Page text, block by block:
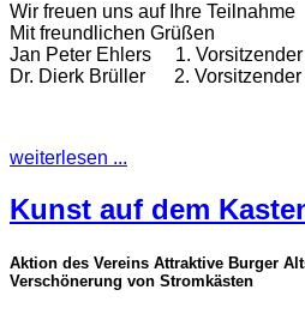
Wir freuen uns auf Ihre Teilnahme
Mit freundlichen Grüßen
Jan Peter Ehlers 1.
Dr. Dierk Brüller 2. Vorsitzender
weiterlesen ...
Kunst auf dem
Aktion des Vereins Attraktive Burger
Verschönerung von Stromkästen